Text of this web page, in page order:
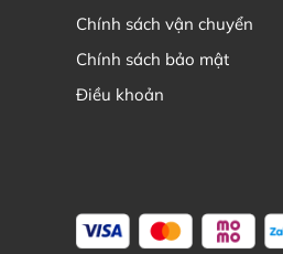
Chính sách vận chuyển
Chính sách bảo mật
Điều khoản